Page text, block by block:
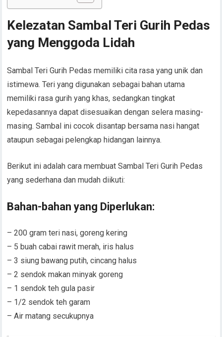
Kelezatan Sambal Teri Gurih Pedas
yang Menggoda Lidah
Sambal Teri Gurih Pedas memiliki cita rasa yang unik dan
istimewa. Teri yang digunakan sebagai bahan utama
memiliki rasa gurih yang khas, sedangkan tingkat
kepedasannya dapat disesuaikan dengan selera masing-
masing. Sambal ini cocok disantap bersama nasi hangat
ataupun sebagai pelengkap hidangan lainnya.
Berikut ini adalah cara membuat Sambal Teri Gurih Pedas
yang sederhana dan mudah diikuti:
Bahan-bahan yang Diperlukan:
– 200 gram teri nasi, goreng kering
– 5 buah cabai rawit merah, iris halus
– 3 siung bawang putih, cincang halus
– 2 sendok makan minyak goreng
– 1 sendok teh gula pasir
– 1/2 sendok teh garam
– Air matang secukupnya